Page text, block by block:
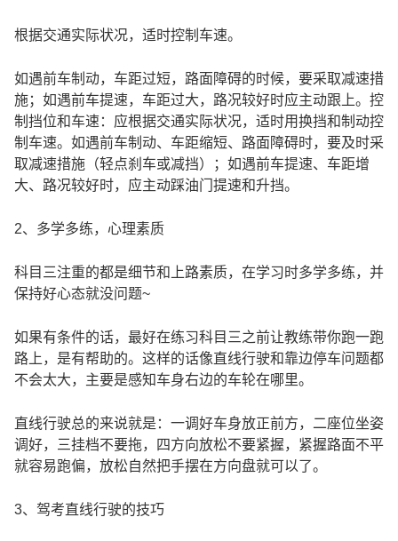
根据交通实际状况，适时控制车速。
如遇前车制动，车距过短，路面障碍的时候，要采取减速措
施；如遇前车提速，车距过大，路况较好时应主动跟上。控
制挡位和车速：应根据交通实际状况，适时用换挡和制动控
制车速。如遇前车制动、车距缩短、路面障碍时，要及时采
取减速措施（轻点刹车或减挡）；如遇前车提速、车距增
大、路况较好时，应主动踩油门提速和升挡。
2、多学多练，心理素质
科目三注重的都是细节和上路素质，在学习时多学多练，并
保持好心态就没问题~
如果有条件的话，最好在练习科目三之前让教练带你跑一跑
路上，是有帮助的。这样的话像直线行驶和靠边停车问题都
不会太大，主要是感知车身右边的车轮在哪里。
直线行驶总的来说就是：一调好车身放正前方，二座位坐姿
调好，三挂档不要拖，四方向放松不要紧握，紧握路面不平
就容易跑偏，放松自然把手摆在方向盘就可以了。
3、驾考直线行驶的技巧